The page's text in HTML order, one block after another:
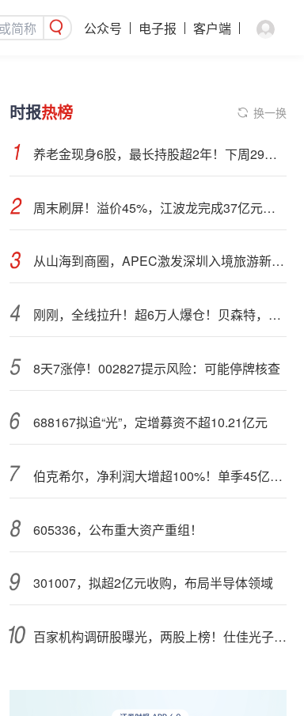
公众号 电子报 客户端
时报热榜 换一换
养老金现身6股，最长持股超2年！下周29股面临解禁（附股）
周末刷屏！溢价45%，江波龙完成37亿元定增事项
从山海到商圈，APEC激发深圳入境旅游新活力
刚刚，全线拉升！超6万人爆仓！贝森特，突然发声
8天7涨停！002827提示风险：可能停牌核查
688167拟追“光”，定增募资不超10.21亿元
伯克希尔，净利润大增超100%！单季45亿美元回购
605336，公布重大资产重组！
301007，拟超2亿元收购，布局半导体领域
百家机构调研股曝光，两股上榜！仕佳光子半年报业绩高增长